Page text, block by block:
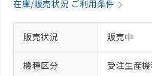
在庫/販売状況 ご利用条件
販売状況 販売中
機種区分 受注生産